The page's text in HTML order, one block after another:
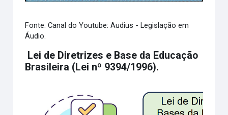
Fonte: Canal do Youtube: Audius - Legislação em
Áudio.
Lei de Diretrizes e Base da Educação
Brasileira (Lei nº 9394/1996).